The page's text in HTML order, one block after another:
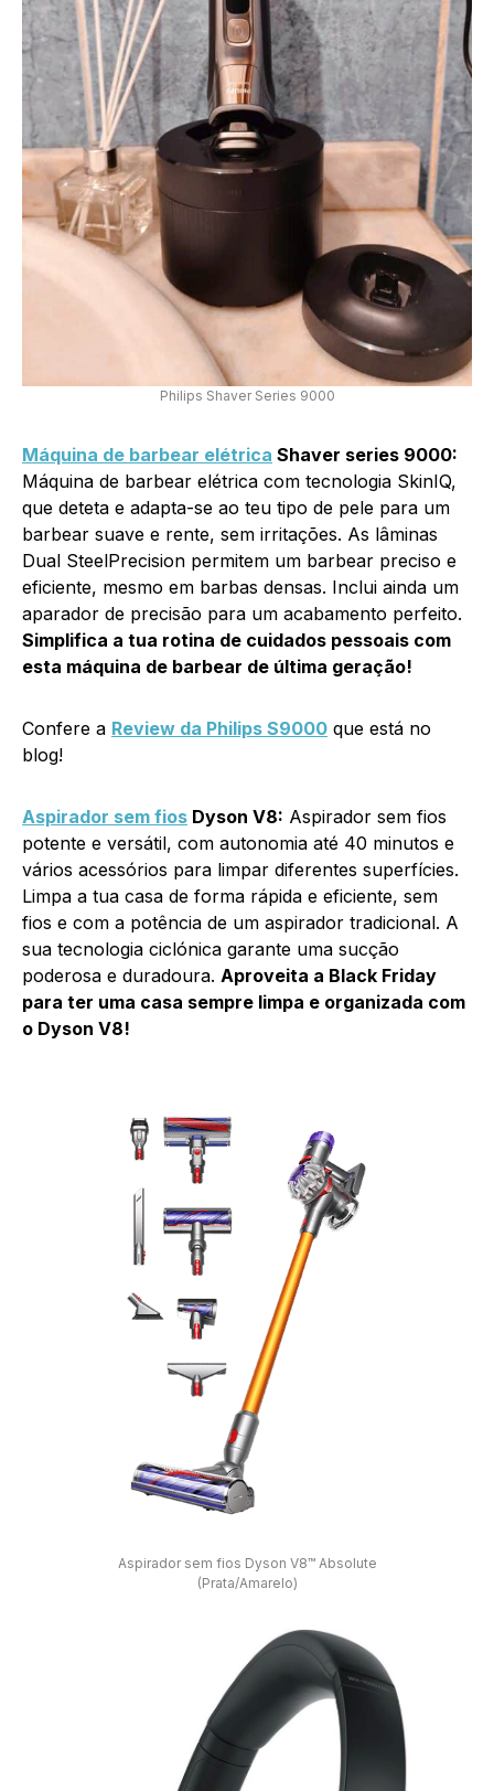
Philips Shaver Series 9000
Máquina de barbear elétrica Shaver series 9000:
Máquina de barbear elétrica com tecnologia SkinIQ,
que deteta e adapta-se ao teu tipo de pele para um
barbear suave e rente, sem irritações. As lâminas
Dual SteelPrecision permitem um barbear preciso e
eficiente, mesmo em barbas densas. Inclui ainda um
aparador de precisão para um acabamento perfeito.
Simplifica a tua rotina de cuidados pessoais com
esta máquina de barbear de última geração!
Confere a Review da Philips S9000 que está no
blog!
Aspirador sem fios Dyson V8: Aspirador sem fios
potente e versátil, com autonomia até 40 minutos e
vários acessórios para limpar diferentes superfícies.
Limpa a tua casa de forma rápida e eficiente, sem
fios e com a potência de um aspirador tradicional. A
sua tecnologia ciclónica garante uma sucção
poderosa e duradoura. Aproveita a Black Friday
para ter uma casa sempre limpa e organizada com
o Dyson V8!
Aspirador sem fios Dyson V8™ Absolute
(Prata/Amarelo)